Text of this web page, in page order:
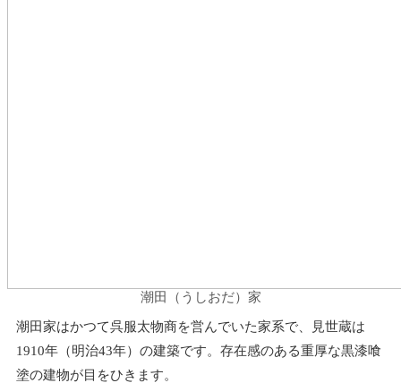
潮田（うしおだ）家
潮田家はかつて呉服太物商を営んでいた家系で、見世蔵は
1910年（明治43年）の建築です。存在感のある重厚な黒漆喰
塗の建物が目をひきます。